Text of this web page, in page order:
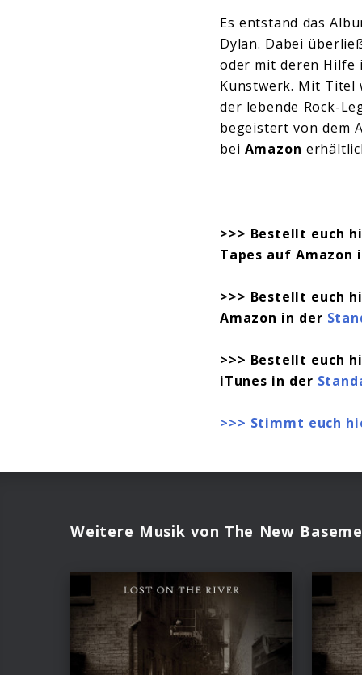
Es entstand das
Dylan. Dabei
oder mit deren Hilfe
Kunstwerk. Mit Titel
der lebende Rock-
begeistert von dem
bei Amazon
>>> Bestellt euch
Tapes auf Amazon
>>> Bestellt euch
Amazon in der
>>> Bestellt euch
iTunes in der
>>> Stimmt euch
Weitere Musik von The New